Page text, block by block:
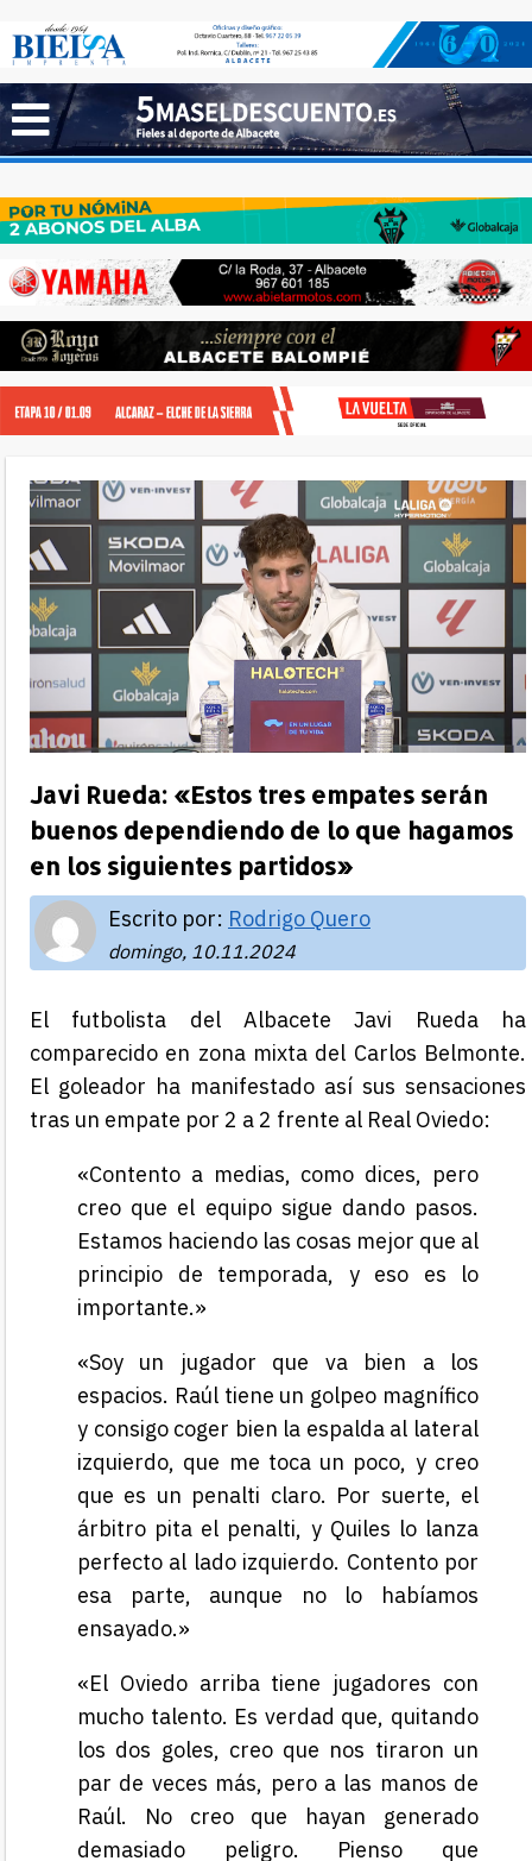
Javi Rueda: «Estos tres empates serán
buenos dependiendo de lo que hagamos
en los siguientes partidos»
Escrito por: Rodrigo Quero
domingo, 10.11.2024
El futbolista del Albacete Javi Rueda ha
comparecido en zona mixta del Carlos Belmonte.
El goleador ha manifestado así sus sensaciones
tras un empate por 2 a 2 frente al Real Oviedo:
«Contento a medias, como dices, pero
creo que el equipo sigue dando pasos.
Estamos haciendo las cosas mejor que al
principio de temporada, y eso es lo
importante.»
«Soy un jugador que va bien a los
espacios. Raúl tiene un golpeo magnífico
y consigo coger bien la espalda al lateral
izquierdo, que me toca un poco, y creo
que es un penalti claro. Por suerte, el
árbitro pita el penalti, y Quiles lo lanza
perfecto al lado izquierdo. Contento por
esa parte, aunque no lo habíamos
ensayado.»
«El Oviedo arriba tiene jugadores con
mucho talento. Es verdad que, quitando
los dos goles, creo que nos tiraron un
par de veces más, pero a las manos de
Raúl. No creo que hayan generado
demasiado peligro. Pienso que